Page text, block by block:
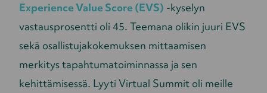
Experience Value Score (EVS) -kyselyn
vastausprosentti oli 45. Teemana olikin juuri EVS
sekä osallistujakokemuksen mittaamisen
merkitys tapahtumatoiminnassa ja sen
kehittämisessä. Lyyti Virtual Summit oli meille